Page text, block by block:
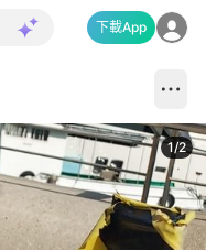
下載App
1/2